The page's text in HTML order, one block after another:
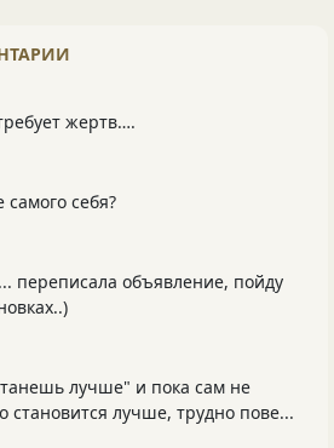
жертв….
себя?
переписала объявление, пойду
лучше" и пока сам не
становится лучше, трудно пове...